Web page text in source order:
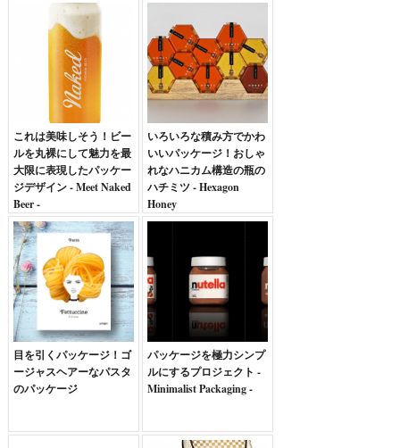
これは美味しそう！ビー
ルを丸裸にして魅力を最
大限に表現したパッケー
ジデザイン - Meet Naked
Beer -
いろいろな積み方でかわ
いいパッケージ！おしゃ
れなハニカム構造の瓶の
ハチミツ - Hexagon
Honey
目を引くパッケージ！ゴ
ージャスヘアーなパスタ
のパッケージ
パッケージを極力シンプ
ルにするプロジェクト -
Minimalist Packaging -